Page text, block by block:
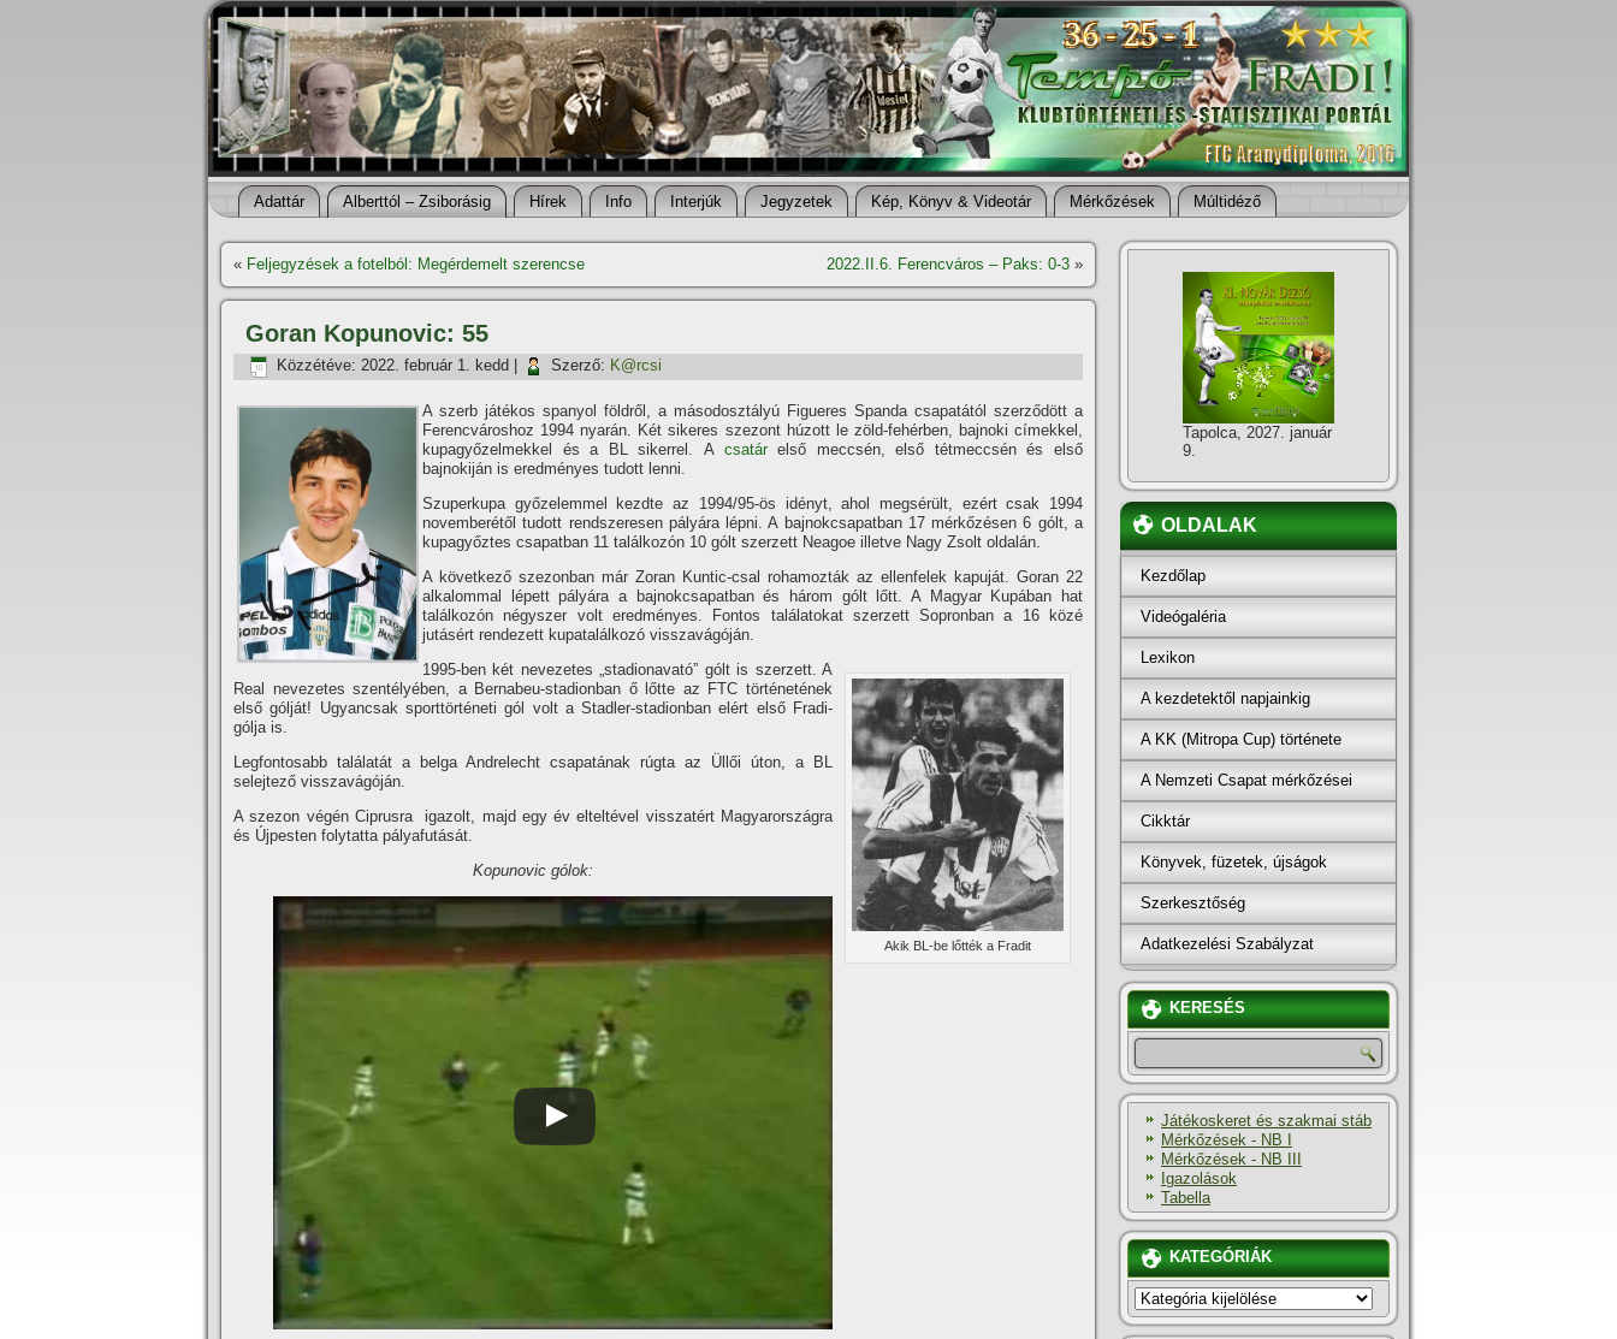
Adattár Alberttól – Zsiborásig Hí­rek Info Interjúk Jegyzetek Kép, Könyv & Videotár Mérkőzések Múltidéző
« Feljegyzések a fotelból: Megérdemelt szerencse 2022.II.6. Ferencváros – Paks: 0-3 »
Goran Kopunovic: 55
Közzétéve: 2022. február 1. kedd Szerző: K@rcsi
A szerb játékos spanyol földről, a másodosztályú Figueres Spanda csapatától szerződött a
Ferencvároshoz 1994 nyarán. Két sikeres szezont húzott le zöld-fehérben, bajnoki cí­mekkel,
kupagyőzelmekkel és a BL sikerrel. A csatárelső meccsén, első tétmeccsén és első
bajnokiján is eredményes tudott lenni.
Szuperkupa győzelemmel kezdte az 1994/95-ös idényt, ahol megsérült, ezért csak 1994
novemberétől tudott rendszeresen pályára lépni. A bajnokcsapatban 17 mérkőzésen 6 gólt, a
kupagyőztes csapatban 11 találkozón 10 gólt szerzett Neagoe illetve Nagy Zsolt oldalán.
A következő szezonban már Zoran Kuntic-csal rohamozták az ellenfelek kapuját. Goran 22
alkalommal lépett pályára a bajnokcsapatban és három gólt lőtt. A Magyar Kupában hat
találkozón négyszer volt eredményes. Fontos találatokat szerzett Sopronban a 16 közé
jutásért rendezett kupatalálkozó visszavágóján.
Akik BL-be lőtték a Fradit
1995-ben két nevezetes „stadionavató” gólt is szerzett. A
Real nevezetes szentélyében, a Bernabeu-stadionban ő lőtte az FTC történetének
első gólját! Ugyancsak sporttörténeti gól volt a Stadler-stadionban elért első Fradi-
gólja is.
Legfontosabb találatát a belga Andrelecht csapatának rúgta az Üllői úton, a BL
selejtező visszavágóján.
A szezon végén Ciprusra igazolt, majd egy év elteltével visszatért Magyarországra
és Újpesten folytatta pályafutását.
Kopunovic gólok:
Tapolca, 2027. január
9.
OLDALAK
Kezdőlap
Videógaléria
Lexikon
A kezdetektől napjainkig
A KK (Mitropa Cup) története
A Nemzeti Csapat mérkőzései
Cikktár
Könyvek, füzetek, újságok
Szerkesztőség
Adatkezelési Szabályzat
KERESÉS
Játékoskeret és szakmai stáb
Mérkőzések - NB I
Mérkőzések - NB III
Igazolások
Tabella
KATEGÓRIÁK
KATEGÓRIÁK